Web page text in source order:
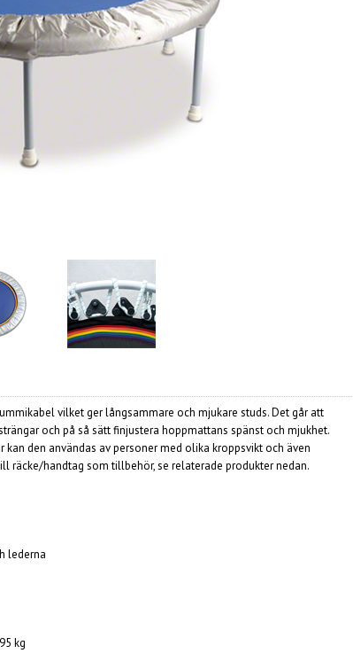
vilket ger långsammare och mjukare studs.Det går att
och på så sättfinjustera hoppmattans spänst och mjukhet.
kan den användas av personer med olika kroppsvikt och även
räcke/handtag som tillbehör, se relaterade produkter nedan.
lederna
kg